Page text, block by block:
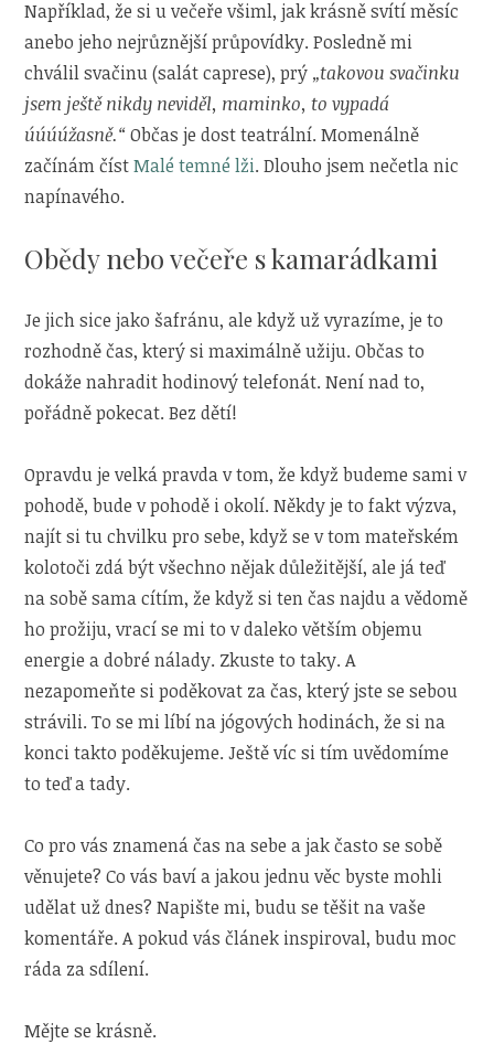
Například, že si u večeře všiml, jak krásně svítí měsíc
anebo jeho nejrůznější průpovídky. Posledně mi
chválil svačinu (salát caprese), prý „takovou svačinku
jsem ještě nikdy neviděl, maminko, to vypadá
úúúúžasně.“ Občas je dost teatrální. Momenálně
začínám čístMalé temné lži. Dlouho jsem nečetla nic
napínavého.
Obědy nebo večeře s kamarádkami
Je jich sice jako šafránu, ale když už vyrazíme, je to
rozhodně čas, který si maximálně užiju. Občas to
dokáže nahradit hodinový telefonát. Není nad to,
pořádně pokecat. Bez dětí!
Opravdu je velká pravda v tom, že když budeme sami v
pohodě, bude v pohodě i okolí. Někdy je to fakt výzva,
najít si tu chvilku pro sebe, když se v tom mateřském
kolotoči zdá být všechno nějak důležitější, ale já teď
na sobě sama cítím, že když si ten čas najdu a vědomě
ho prožiju, vrací se mi to v daleko větším objemu
energie a dobré nálady. Zkuste to taky. A
nezapomeňte si poděkovat za čas, který jste se sebou
strávili. To se mi líbí na jógových hodinách, že si na
konci takto poděkujeme. Ještě víc si tím uvědomíme
to teď a tady.
Co pro vás znamená čas na sebe a jak často se sobě
věnujete? Co vás baví a jakou jednu věc byste mohli
udělat už dnes? Napište mi, budu se těšit na vaše
komentáře. A pokud vás článek inspiroval, budu moc
ráda za sdílení.
Mějte se krásně.